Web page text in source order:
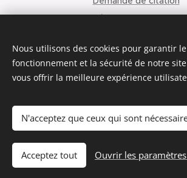
Ajouter au panier
©2023 Krismari Clothing
Langues
Nous utilisons des cookies pour garantir
fonctionnement et la sécurité de notre
vous offrir la meilleure expérience
N'acceptez que ceux qui sont
Acceptez tout Ouvrir les